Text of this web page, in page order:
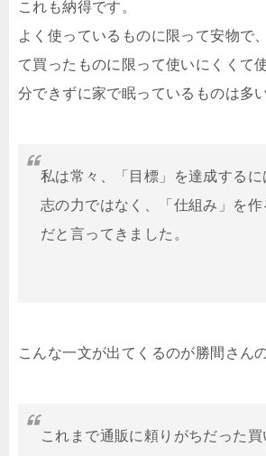
これも納得です。
よく使っているものに限って安物で
て買ったものに限って使いにくくて
分できずに家で眠っているものは多
私は常々、「目標」を達成する
志の力ではなく、「仕組み」を
だと言ってきました。
こんな一文が出てくるのが勝間さん
これまで通販に頼りがちだった